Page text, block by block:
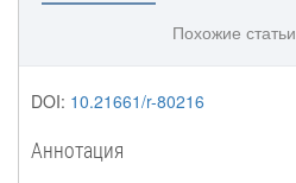
Похожие статьи
DOI: 10.21661/r-80216
Аннотация